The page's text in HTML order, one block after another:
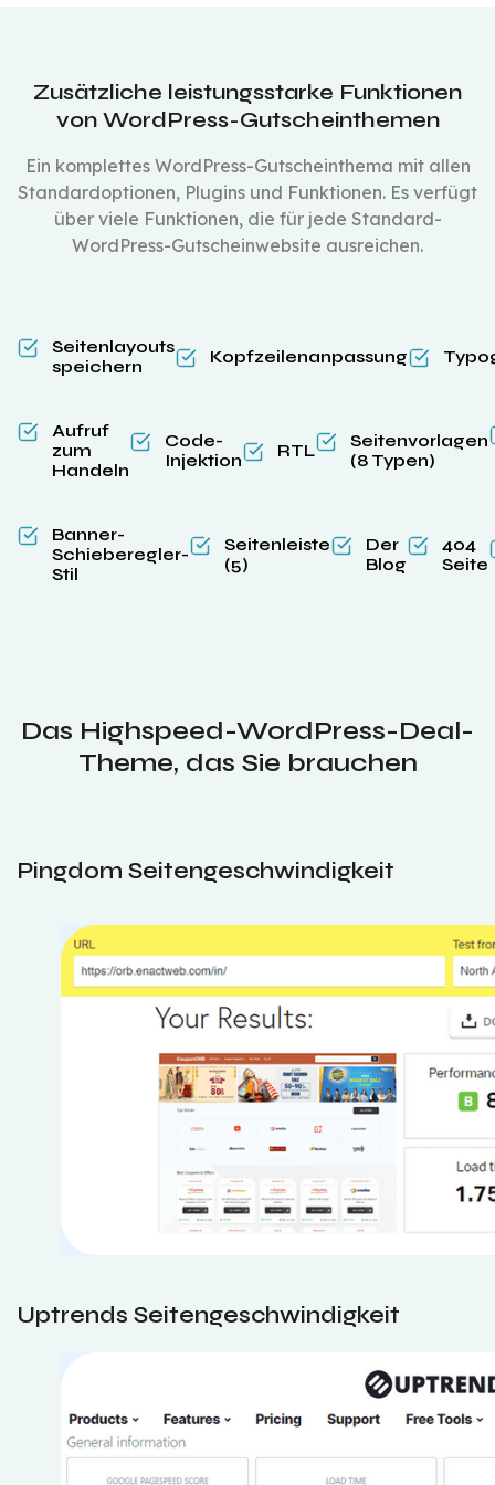
Zusätzliche leistungsstarke Funktionen
von WordPress-Gutscheinthemen
Ein komplettes WordPress-Gutscheinthema mit allen
Standardoptionen, Plugins und Funktionen. Es verfügt
über viele Funktionen, die für jede Standard-
WordPress-Gutscheinwebsite ausreichen.
Seitenlayouts
speichern
Kopfzeilenanpassung
Aufruf
zum
Handeln
Code-
Injektion
RTL
Seitenvorlagen
(8 Typen)
Banner-
Schieberegler-
Stil
Seitenleiste
(5)
Der
Blog
404
Seite
Das Highspeed-WordPress-Deal-
Theme, das Sie brauchen
Pingdom Seitengeschwindigkeit
Uptrends Seitengeschwindigkeit